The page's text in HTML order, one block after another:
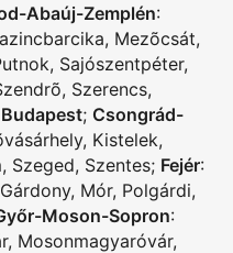
Abaúj-Zemplén:
, Mezõcsát,
, Sajószentpéter,
, Szerencs,
Budapest; Csongrád-
, Kistelek,
, Szeged, Szentes; Fejér:
Gárdony, Mór, Polgárdi,
Moson-Sopron:
, Mosonmagyaróvár,